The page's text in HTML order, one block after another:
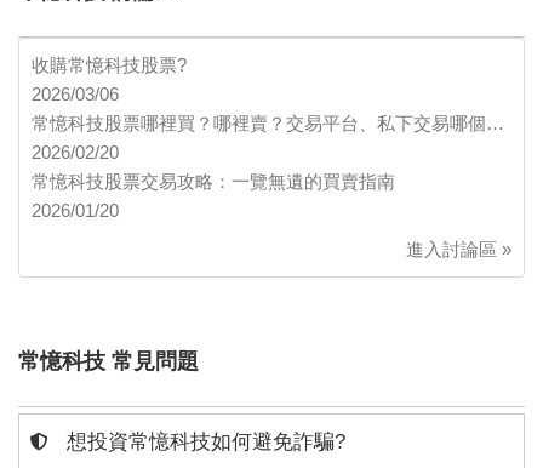
收購常憶科技股票?
2026/03/06
常憶科技股票哪裡買？哪裡賣？交易平台、私下交易哪個…
2026/02/20
常憶科技股票交易攻略：一覽無遺的買賣指南
2026/01/20
進入討論區 »
常憶科技 常見問題
想投資常憶科技如何避免詐騙?